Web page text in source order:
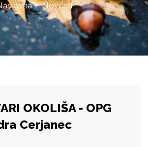
Novosti
OKOLIŠA - OPG
Cerjanec